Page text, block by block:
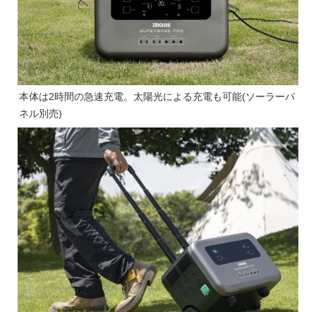
本体は2時間の急速充電。太陽光による充電も可能(ソーラーパ
ネル別売)